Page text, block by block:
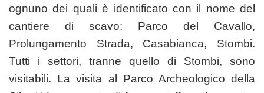
ognuno dei quali è identificato con il nome del
cantiere di scavo: Parco del Cavallo,
Prolungamento Strada, Casabianca, Stombi.
Tutti i settori, tranne quello di Stombi, sono
visitabili. La visita al Parco Archeologico della